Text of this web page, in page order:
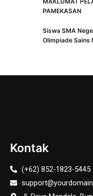
PAMEKASAN
Siswa SMA
Olimpiade Sains
Kontak
(+62) 852-1823-5445